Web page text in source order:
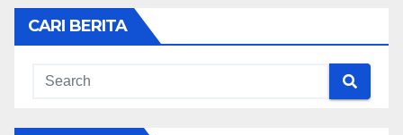
CARI BERITA